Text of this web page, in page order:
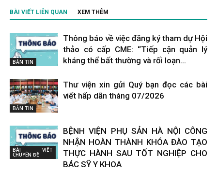
BÀI VIẾT LIÊN QUAN XEM THÊM
BẢN TIN
Thông báo về việc đăng ký tham dự Hội
thảo có cấp CME: “Tiếp cận quản lý
kháng thể bất thường và rối loạn...
BẢN TIN
Thư viện xin gửi Quý bạn đọc các bài
viết hấp dẫn tháng 07/2026
BÀI VIẾT
CHUYÊN ĐỀ
BỆNH VIỆN PHỤ SẢN HÀ NỘI CÔNG
NHẬN HOÀN THÀNH KHÓA ĐÀO TẠO
THỰC HÀNH SAU TỐT NGHIỆP CHO
BÁC SỸ Y KHOA